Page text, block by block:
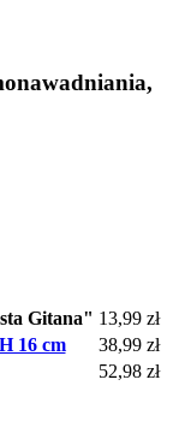
Gitana" 13,99 zł
16 cm
38,99 zł
52,98 zł